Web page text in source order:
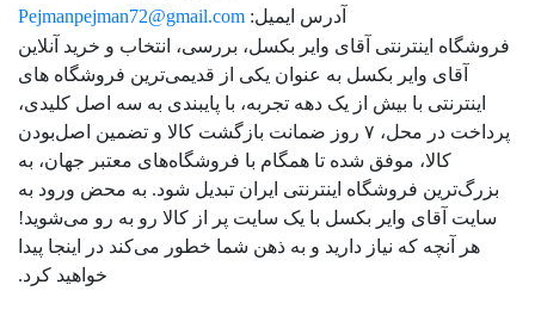
آدرس ایمیل: Pejmanpejman72@gmail.com
فروشگاه اینترنتی آقای وایر بکسل، بررسی، انتخاب و خرید آنلاین
آقای وایر بکسل به عنوان یکی از قدیمی‌ترین فروشگاه های
اینترنتی با بیش از یک دهه تجربه، با پایبندی به سه اصل کلیدی،
پرداخت در محل، ۷ روز ضمانت بازگشت کالا و تضمین اصل‌بودن
کالا، موفق شده تا همگام با فروشگاه‌های معتبر جهان، به
بزرگ‌ترین فروشگاه اینترنتی ایران تبدیل شود. به محض ورود به
سایت آقای وایر بکسل با یک سایت پر از کالا رو به رو می‌شوید!
هر آنچه که نیاز دارید و به ذهن شما خطور می‌کند در اینجا پیدا
خواهید کرد.